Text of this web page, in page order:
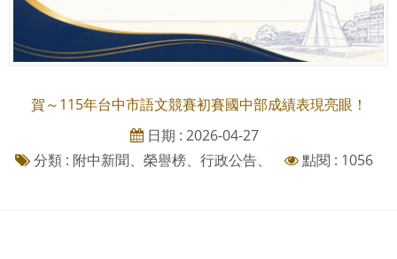
賀～115年台中市語文競賽初賽國中部成績表現亮眼！
日期 : 2026-04-27
分類 : 附中新聞、榮譽榜、行政公告、
點閱 : 1056